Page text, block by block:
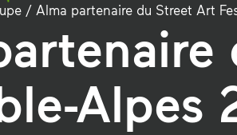
/ Alma partenaire du Street Art
Alpes